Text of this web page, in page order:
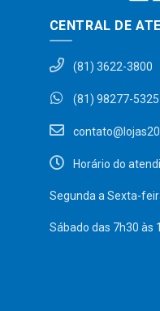
CENTRAL DE
(81) 3622-3800
(81) 98277-5325
Horário do
Segunda a Sexta-
Sábado das 7h30 às